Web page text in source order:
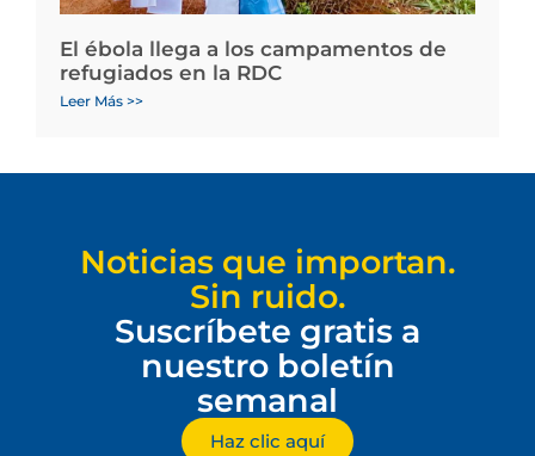
El ébola llega a los campamentos de
refugiados en la RDC
Leer Más >>
Noticias que importan.
Sin ruido.
Suscríbete gratis a
nuestro boletín
semanal
Haz clic aquí